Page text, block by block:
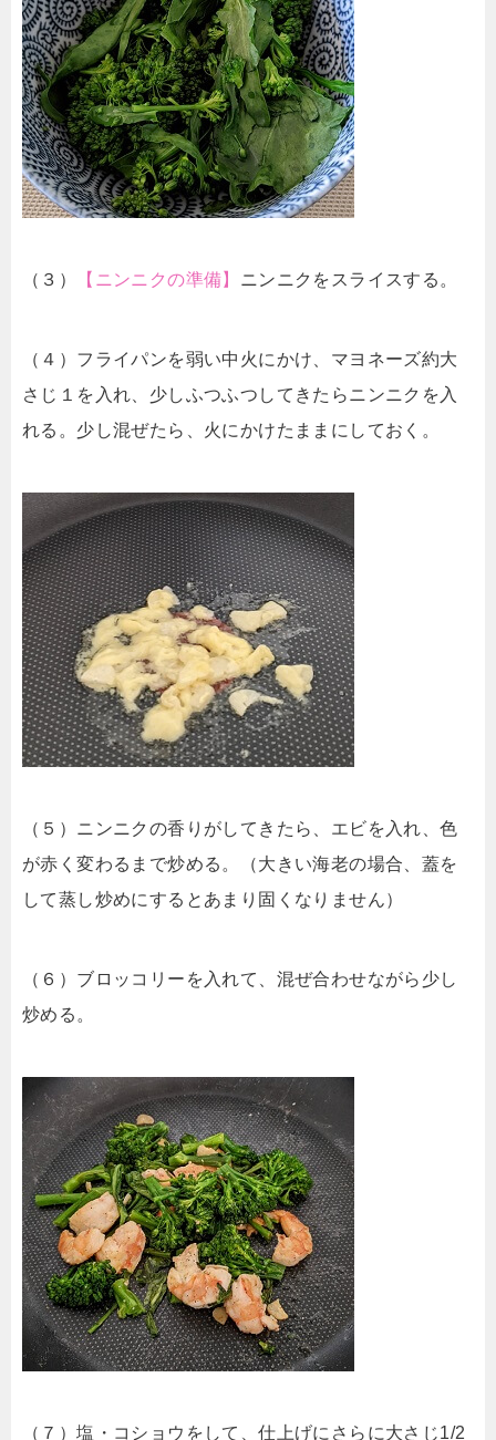
（３） 【ニンニクの準備】 ニンニクをスライスする。
（４）フライパンを弱い中火にかけ、マヨネーズ約大
さじ１を入れ、少しふつふつしてきたらニンニクを入
れる。少し混ぜたら、火にかけたままにしておく。
（５）ニンニクの香りがしてきたら、エビを入れ、色
が赤く変わるまで炒める。（大きい海老の場合、蓋を
して蒸し炒めにするとあまり固くなりません）
（６）ブロッコリーを入れて、混ぜ合わせながら少し
炒める。
（７）塩・コショウをして、仕上げにさらに大さじ1/2